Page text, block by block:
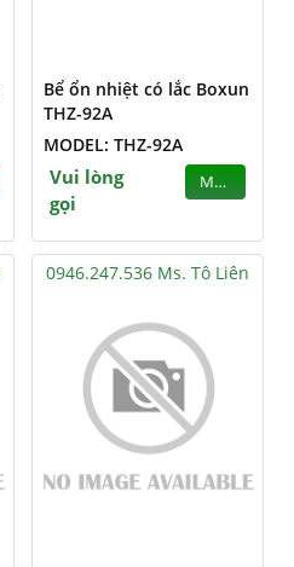
Bể ổn nhiệt có lắc Boxun
THZ-92A
MODEL: THZ-92A
Vui lòng
gọi
MUA
0946.247.536 Ms. Tô Liên